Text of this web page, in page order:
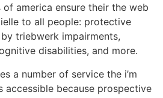
of america ensure their the web
to all people: protective
triebwerk impairments,
disabilities, and more.
a number of service the i’m
accessible because prospective